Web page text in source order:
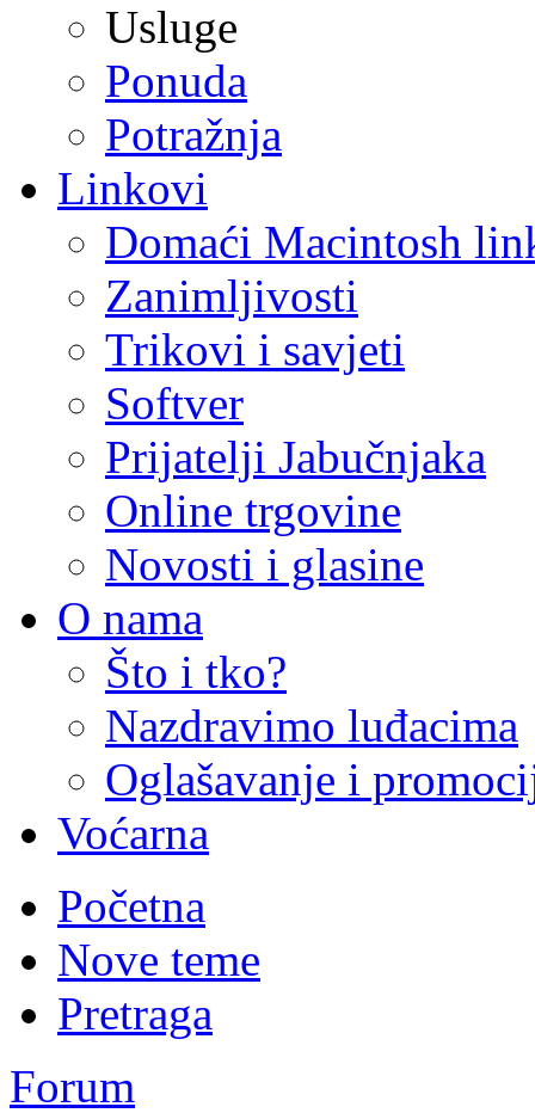
Usluge
Ponuda
Potražnja
Linkovi
Domaći Macintosh
Zanimljivosti
Trikovi i savjeti
Softver
Prijatelji Jabučnjaka
Online trgovine
Novosti i glasine
O nama
Što i tko?
Nazdravimo luđacima
Oglašavanje i
Voćarna
Početna
Nove teme
Pretraga
Forum